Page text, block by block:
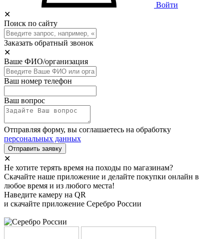
Войти
✕
Поиск по сайту
Заказать обратный звонок
✕
Ваше ФИО/организация
Ваш номер телефон
Ваш вопрос
Отправляя форму, вы соглашаетесь на обработку
персональных данных
Отправить заявку
✕
Не хотите терять время на походы по магазинам?
Скачайте наше приложение и делайте покупки онлайн в
любое время и из любого места!
Наведите камеру на QR
и скачайте приложение Серебро России